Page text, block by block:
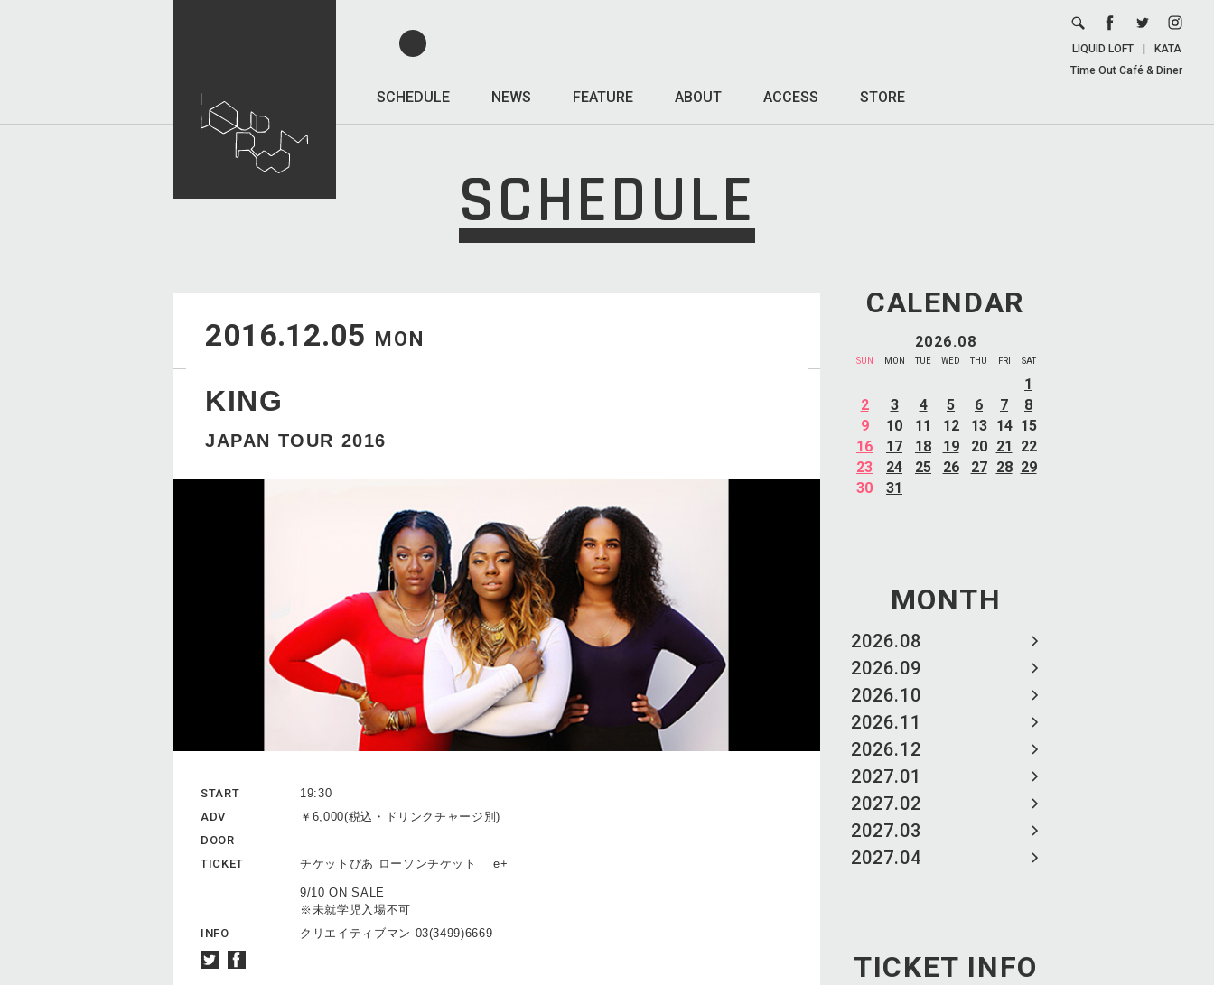
SCHEDULE NEWS FEATURE ABOUT ACCESS STORE
LIQUID LOFT
KATA
Time Out Café & Diner
SCHEDULE
CALENDAR
2026.08
SUN MON TUE WED THU FRI SAT
1
2
3 4 5 6 7
8
9
10 11 12 13 14 15
16
17 18 19 20 21
22
23
24 25 26 27 28 29
30
31
MONTH
2026.08
2026.09
2026.10
2026.11
2026.12
2027.01
2027.02
2027.03
2027.04
TICKET INFO
2016.12.05 MON
KING
JAPAN TOUR 2016
START
19:30
ADV
￥6,000(税込・ドリンクチャージ別)
DOOR
-
TICKET
チケットぴあ ローソンチケット e+
9/10 ON SALE
※未就学児入場不可
INFO
クリエイティブマン 03(3499)6669